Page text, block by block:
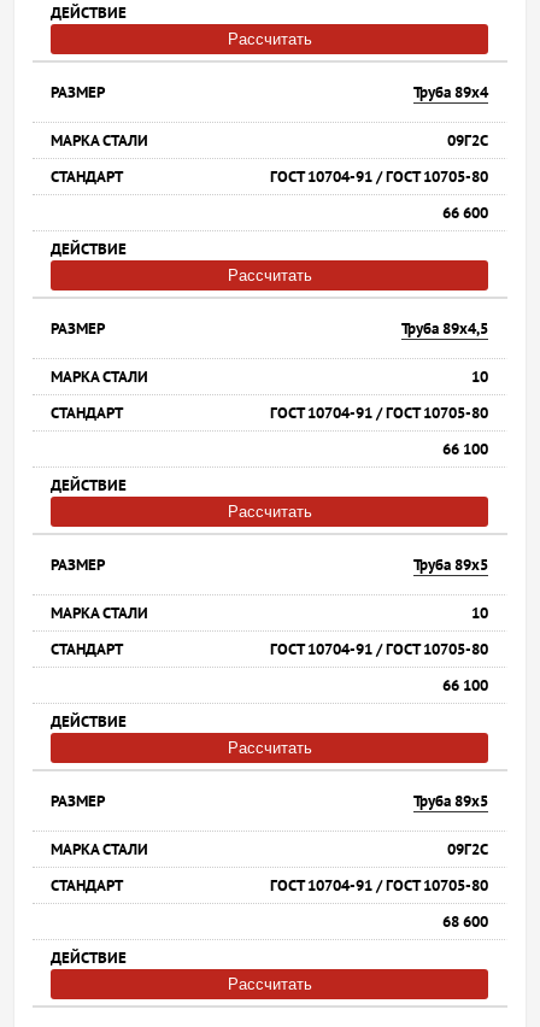
Рассчитать
Труба 89х4
09Г2С
ГОСТ 10704-91 / ГОСТ 10705-80
66 600
Рассчитать
Труба 89х4,5
10
ГОСТ 10704-91 / ГОСТ 10705-80
66 100
Рассчитать
Труба 89х5
10
ГОСТ 10704-91 / ГОСТ 10705-80
66 100
Рассчитать
Труба 89х5
09Г2С
ГОСТ 10704-91 / ГОСТ 10705-80
68 600
Рассчитать